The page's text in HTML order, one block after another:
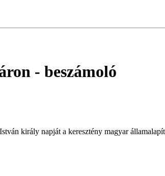
- beszámoló
király napját a keresztény magyar